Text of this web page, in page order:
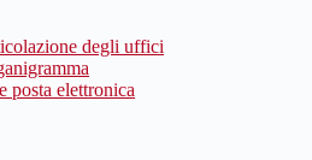
degli uffici
posta elettronica